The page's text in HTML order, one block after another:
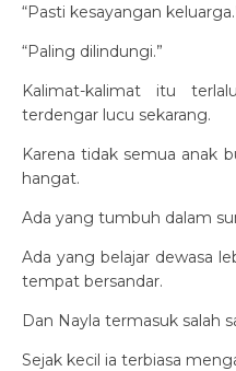
“Pasti kesayangan
“Paling dilindungi.”
Kalimat-kalimat itu
terdengar lucu sekarang.
Karena tidak semua anak
hangat.
Ada yang tumbuh dalam
Ada yang belajar dewasa
tempat bersandar.
Dan Nayla termasuk salah
Sejak kecil ia terbiasa